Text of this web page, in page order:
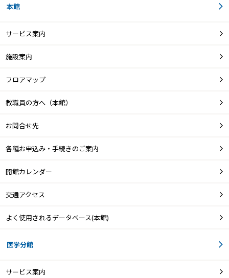
本館
サービス案内
施設案内
フロアマップ
教職員の方へ（本館）
お問合せ先
各種お申込み・手続きのご案内
開館カレンダー
交通アクセス
よく使用されるデータベース(本館)
医学分館
サービス案内